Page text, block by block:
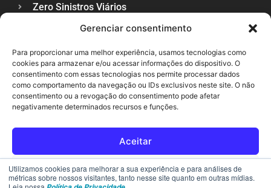
Gerenciar consentimento
Para proporcionar uma melhor experiência, usamos tecnologias como
cookies para armazenar e/ou acessar informações do dispositivo. O
consentimento com essas tecnologias nos permite processar dados
como comportamento da navegação ou IDs exclusivos neste site. O não
consentimento ou a revogação do consentimento pode afetar
negativamente determinados recursos e funções.
Aceitar
Rejeitar
Utilizamos cookies para melhorar a sua experiência e para análises de
métricas sobre nossos visitantes, tanto nesse site quanto em outras mídias.
Zero Sinistros Viários
Veículos Sustentáveis
Trânsito Lance a Lance
Veja Também
Blog
Política de Privacidade
Contato